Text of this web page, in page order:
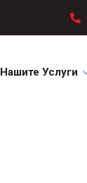
Нашите Услуги